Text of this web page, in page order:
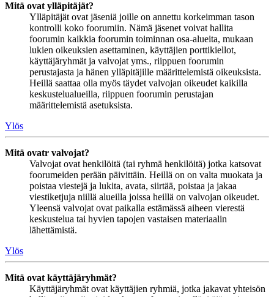
Mitä ovat ylläpitäjät?
Ylläpitäjät ovat jäseniä joille on annettu korkeimman tason
kontrolli koko foorumiin. Nämä jäsenet voivat hallita
foorumin kaikkia foorumin toiminnan osa-alueita, mukaan
lukien oikeuksien asettaminen, käyttäjien porttikiellot,
käyttäjäryhmät ja valvojat yms., riippuen foorumin
perustajasta ja hänen ylläpitäjille määrittelemistä oikeuksista.
Heillä saattaa olla myös täydet valvojan oikeudet kaikilla
keskustelualueilla, riippuen foorumin perustajan
määrittelemistä asetuksista.
Ylös
Mitä ovatr valvojat?
Valvojat ovat henkilöitä (tai ryhmä henkilöitä) jotka katsovat
foorumeiden perään päivittäin. Heillä on on valta muokata ja
poistaa viestejä ja lukita, avata, siirtää, poistaa ja jakaa
viestiketjuja niillä alueilla joissa heillä on valvojan oikeudet.
Yleensä valvojat ovat paikalla estämässä aiheen vierestä
keskustelua tai hyvien tapojen vastaisen materiaalin
lähettämistä.
Ylös
Mitä ovat käyttäjäryhmät?
Käyttäjäryhmät ovat käyttäjien ryhmiä, jotka jakavat yhteisön